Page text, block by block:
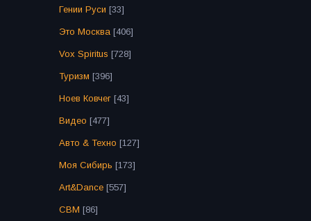
Гении Руси [33]
Это Москва [406]
Vox Spiritus [728]
Туризм [396]
Ноев Ковчег [43]
Видео [477]
Авто & Техно [127]
Моя Сибирь [173]
Art&Dance [557]
СВМ [86]